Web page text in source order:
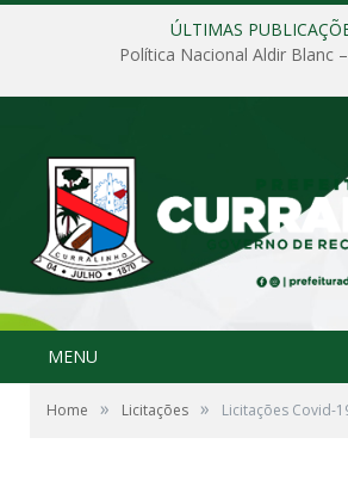
ÚLTIMAS
Política Nacional Aldir Blanc
MENU
Home » Licitações » Licitações Covid-